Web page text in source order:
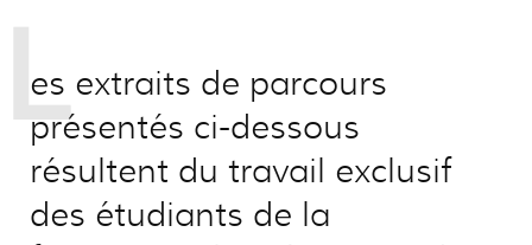
L
es extraits de parcours
présentés ci-dessous
résultent du travail exclusif
des étudiants de la